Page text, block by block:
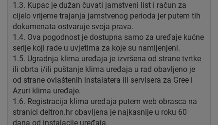
1.3. Kupac je dužan čuvati jamstveni list i račun za
cijelo vrijeme trajanja jamstvenog perioda jer putem tih
dokumenata ostvaruje svoja prava.
1.4. Ova pogodnost je dostupna samo za uređaje kućne
serije koji rade u uvjetima za koje su namijenjeni.
1.5. Ugradnja klima uređaja je izvršena od strane tvrtke
ili obrta i/ili puštanje klima uređaja u rad obavljeno je
od strane ovlaštenih instalatera ili servisera za Gree i
Azuri klima uređaje.
1.6. Registracija klima uređaja putem web obrasca na
stranici deltron.hr obavljena je najkasnije u roku 60
dana od instalacije uređaja.